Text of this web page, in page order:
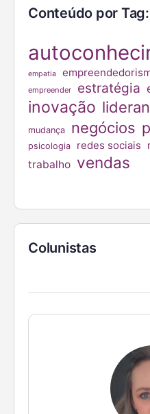
Conteúdo por Tag:
empatia
empreender
estratégia
inovação
mudança negócios
psicologia redes sociais
trabalho vendas
Colunistas